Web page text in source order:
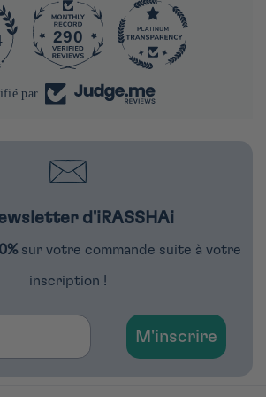
290
par
d'iRASSHAi
sur votre commande suite à votre
inscription !
M'inscrire